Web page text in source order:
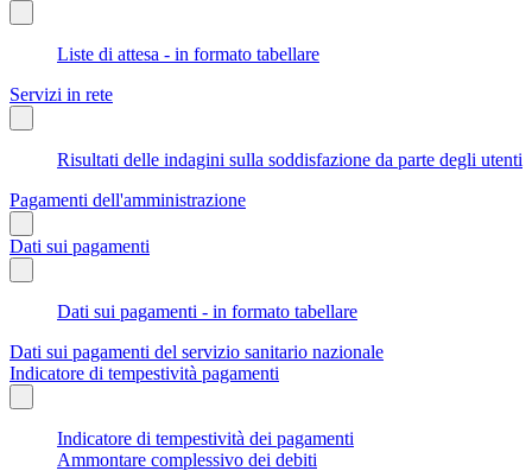
Liste di attesa - in formato tabellare
Servizi in rete
Risultati delle indagini sulla soddisfazione da parte degli utenti
Pagamenti dell'amministrazione
Dati sui pagamenti
Dati sui pagamenti - in formato tabellare
Dati sui pagamenti del servizio sanitario nazionale
Indicatore di tempestività pagamenti
Indicatore di tempestività dei pagamenti
Ammontare complessivo dei debiti